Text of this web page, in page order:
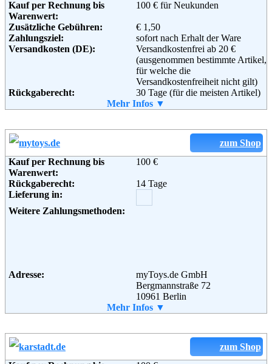
Kauf per Rechnung bis
Warenwert:
100 € für Neukunden
Zusätzliche Gebühren:
€ 1,50
Zahlungsziel:
sofort nach Erhalt der Ware
Versandkosten (DE):
Versandkostenfrei ab 20 €
(ausgenommen bestimmte Artikel,
für welche die
Versandkostenfreiheit nicht gilt)
Rückgaberecht:
30 Tage (für die meisten Artikel)
Ja, ab einem Warenwert von 40 €.
Weitere Zahlungsmethoden:
Adresse:
Amazon EU S.a.r.l.
2338 Luxemburg
Telefon:
Weiterführende
AGB
Mehr Infos ▼
zum Shop
Kauf per Rechnung bis
Warenwert:
100 €
Rückgaberecht:
14 Tage
Lieferung in:
Weitere Zahlungsmethoden:
Adresse:
myToys.de GmbH
Bergmannstraße 72
10961 Berlin
+49 (0)30 - 200 747 200
Soziale Kanäle:
Mehr Infos ▼
zum Shop